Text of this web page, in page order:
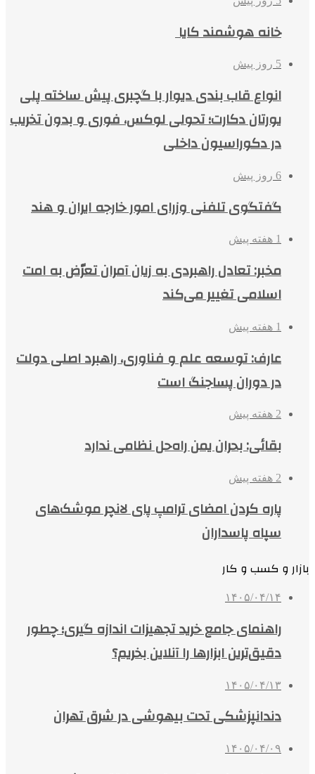
خانه هوشمند کایا
5 روز پیش
انواع قاب بندی دیوار با گچبری پیش ساخته پلی
یورتان دکارت؛ تحولی لوکس، فوری و بدون تخریب
در دکوراسیون داخلی
6 روز پیش
گفتگوی تلفنی وزرای امور خارجه ایران و هند
1 هفته پیش
مخبر: تعادل راهبردی به زیان آمران تعرّض به امت
اسلامی تغییر می‌کند
1 هفته پیش
عارف: توسعه علم و فناوری، راهبرد اصلی دولت
در دوران پساجنگ است
2 هفته پیش
بقائی: بحران یمن راه‌حل نظامی ندارد
2 هفته پیش
پاره کردن امضای ترامپ پای لانچر موشک‌های
سپاه پاسداران
بازار و کسب و کار
۱۴۰۵/۰۴/۱۴
راهنمای جامع خرید تجهیزات اندازه گیری؛ چطور
دقیق‌ترین ابزارها را آنلاین بخریم؟
۱۴۰۵/۰۴/۱۳
دندانپزشکی تحت بیهوشی در شرق تهران
۱۴۰۵/۰۴/۰۹